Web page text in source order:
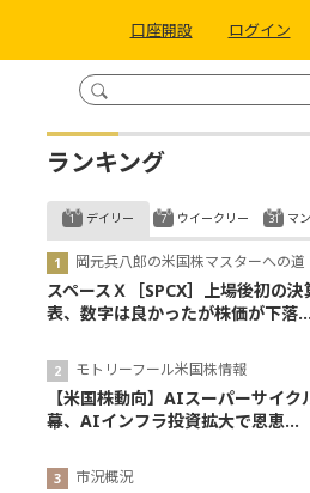
口座開設 ログイン
ランキング
デイリー
岡元兵八郎の米国株マスターへの道
スペースＸ［SPCX］上場後初の決
表、数字は良かったが株価が下落...
モトリーフール米国株情報
【米国株動向】AIスーパーサイク
幕、AIインフラ投資拡大で恩恵...
市況概況
ウイークリー マ